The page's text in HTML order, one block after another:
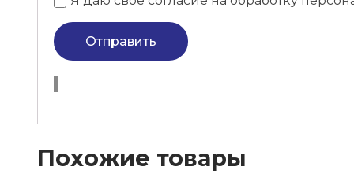
Отправить
Похожие товары